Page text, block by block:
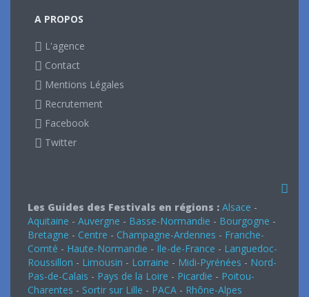
A PROPOS
L'agence
Contact
Mentions Légales
Recrutement
Facebook
Twitter
Les Guides des Festivals en régions : Alsace -
Aquitaine - Auvergne - Basse-Normandie - Bourgogne -
Bretagne - Centre - Champagne-Ardennes - Franche-
Comté - Haute-Normandie - Ile-de-France - Languedoc-
Roussillon - Limousin - Lorraine - Midi-Pyrénées - Nord-
Pas-de-Calais - Pays de la Loire - Picardie - Poitou-
Charentes - Sortir sur Lille - PACA - Rhône-Alpes